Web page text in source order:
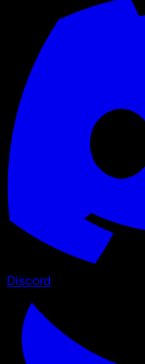
Discord